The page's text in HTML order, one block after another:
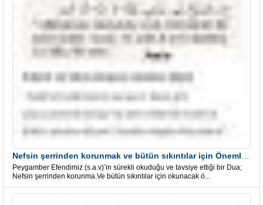
Peygamber Efendimiz (s.a.v)’in sürekli okuduğu ve tavsiye ettiği bir Dua;
Nefsin şerrinden korunma.Ve bütün sıkıntılar için okunacak ö...